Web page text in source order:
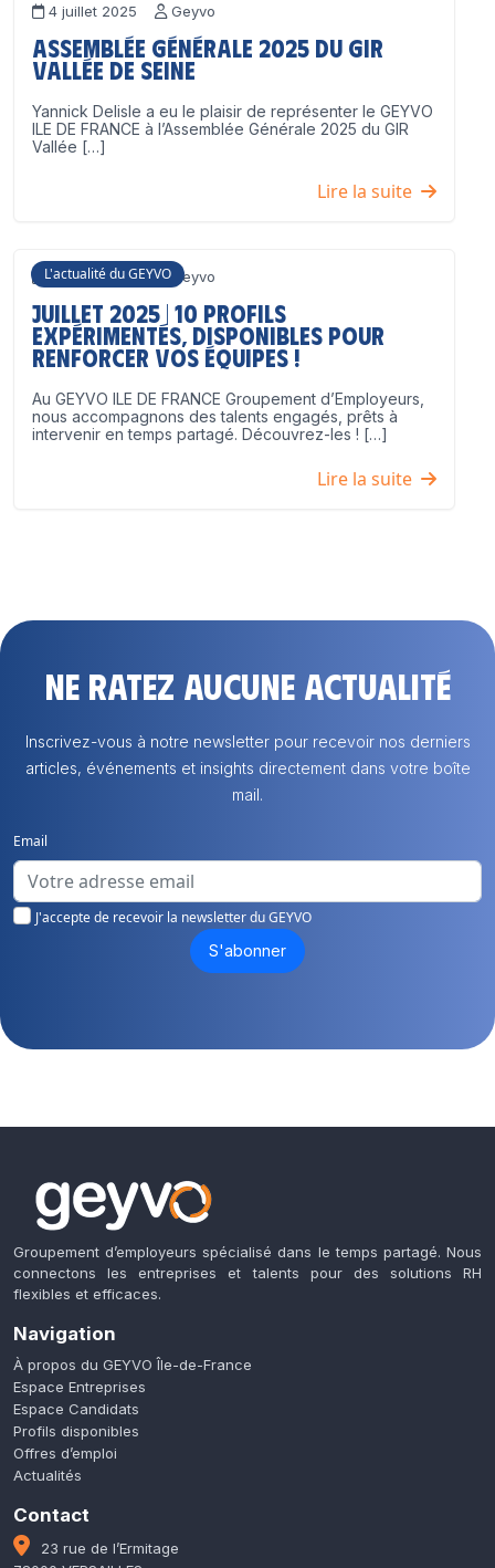
4 juillet 2025 Geyvo
Assemblée Générale 2025 du GIR
Vallée de Seine
Yannick Delisle a eu le plaisir de représenter le GEYVO
ILE DE FRANCE à l’Assemblée Générale 2025 du GIR
Vallée […]
Lire la suite
L'actualité du GEYVO
3 juillet 2025 Geyvo
Juillet 2025 | 10 profils
expérimentés, disponibles pour
renforcer vos équipes !
Au GEYVO ILE DE FRANCE Groupement d’Employeurs,
nous accompagnons des talents engagés, prêts à
intervenir en temps partagé. Découvrez-les ! […]
Lire la suite
Ne ratez aucune actualité
Inscrivez-vous à notre newsletter pour recevoir nos derniers
articles, événements et insights directement dans votre boîte
mail.
Email
J'accepte de recevoir la newsletter du GEYVO
S'abonner
Groupement d’employeurs spécialisé dans le temps partagé. Nous
connectons les entreprises et talents pour des solutions RH
flexibles et efficaces.
Navigation
À propos du GEYVO Île-de-France
Espace Entreprises
Espace Candidats
Profils disponibles
Offres d’emploi
Actualités
Contact
23 rue de l’Ermitage